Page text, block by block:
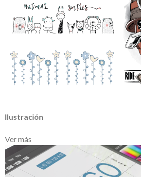
Ilustración
Ver más